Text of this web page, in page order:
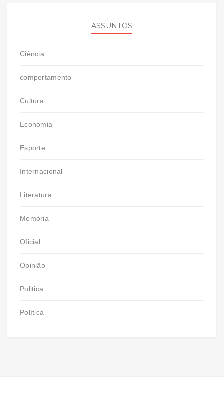
ASSUNTOS
Ciência
comportamento
Cultura
Economia
Esporte
Internacional
Literatura
Memória
Oficial
Opinião
Politica
Política